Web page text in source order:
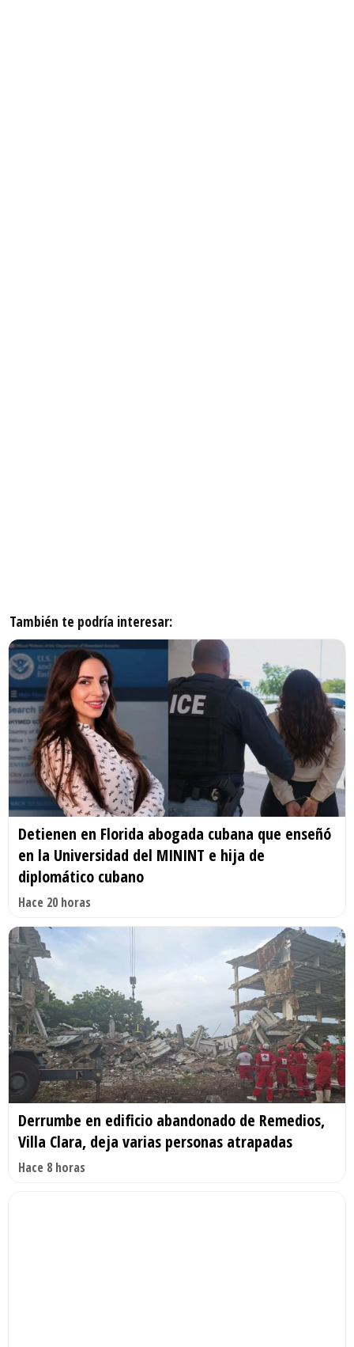
También te podría interesar:
Detienen en Florida abogada cubana que enseñó
en la Universidad del MININT e hija de
diplomático cubano
Hace 20 horas
Derrumbe en edificio abandonado de Remedios,
Villa Clara, deja varias personas atrapadas
Hace 8 horas